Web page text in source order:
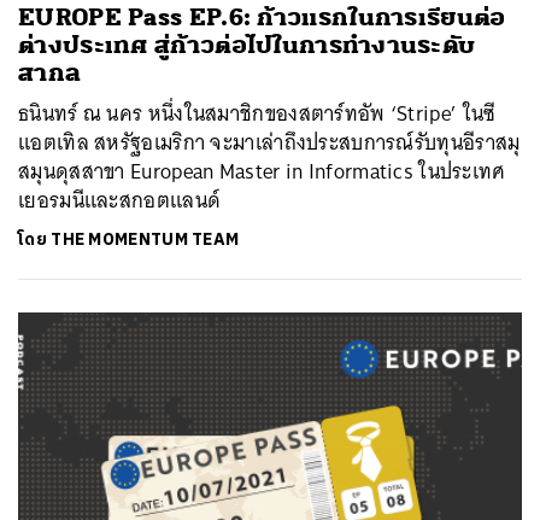
EUROPE Pass EP.6: ก้าวแรกในการเรียนต่อ
ต่างประเทศ สู่ก้าวต่อไปในการทำงานระดับ
สากล
ธนินทร์ ณ นคร หนึ่งในสมาชิกของสตาร์ทอัพ ‘Stripe’ ในซี
แอตเทิล สหรัฐอเมริกา จะมาเล่าถึงประสบการณ์รับทุนอีราสมุ
สมุนดุสสาขา European Master in Informatics ในประเทศ
เยอรมนีและสกอตแลนด์
โดย THE MOMENTUM TEAM